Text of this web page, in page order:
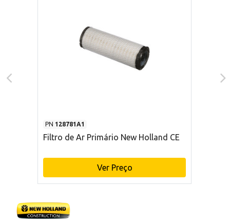
PN 128781A1
Filtro de Ar Primário New Holland CE
Ver Preço